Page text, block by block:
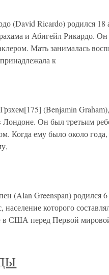
(David Ricardo) родился 18
и Абигейл Рикардо.
Мать занималась
к
(Benjamin
Лондоне. Он был третьим
Когда ему было около
(Alan Greenspan) родился
которого
США перед Первой